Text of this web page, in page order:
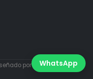
por DiabloEstudio.cl
WhatsApp